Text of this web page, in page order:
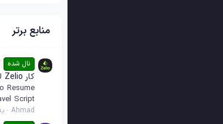
منابع برتر
نال شده
کار Zelio لاراول نال شده
Resume
Script
Ahmad